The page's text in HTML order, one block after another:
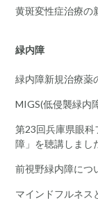
黄斑変性症治療の
緑内障
緑内障新規治療薬
MIGS(低侵襲緑内
第23回兵庫県眼科
障」を聴講しまし
前視野緑内障につ
マインドフルネス